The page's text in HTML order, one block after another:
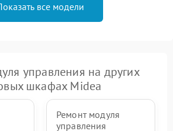
все модели
управления на других
шкафах Midea
Ремонт модуля
управления